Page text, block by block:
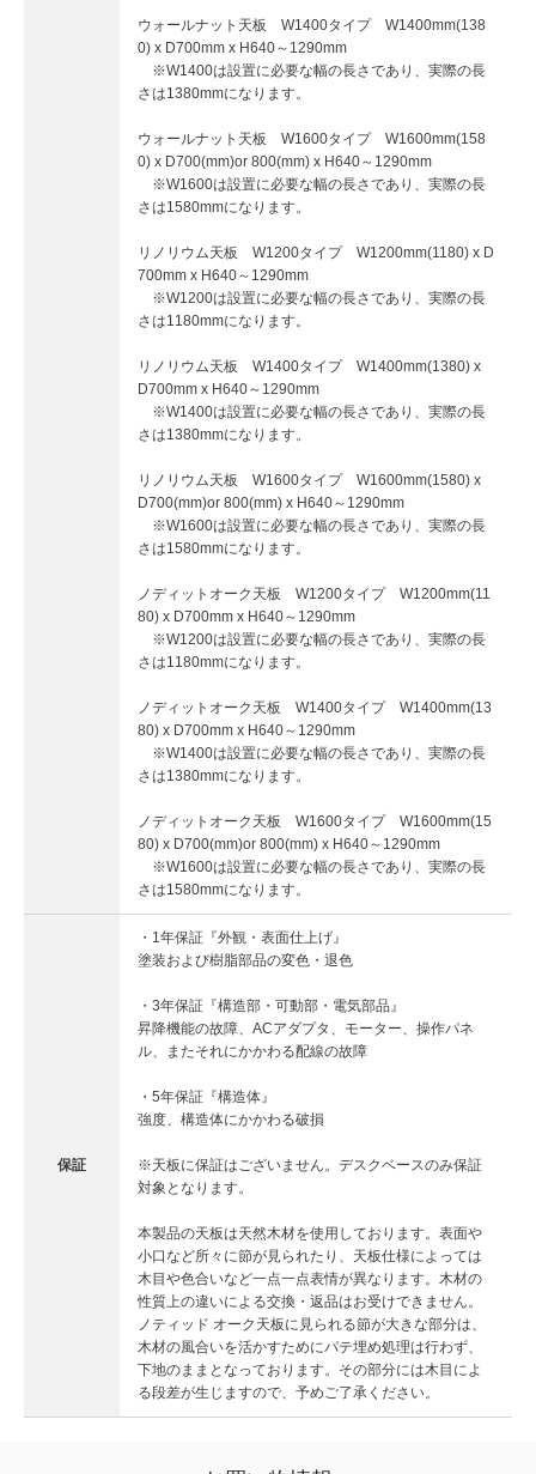
ウォールナット天板 W1400タイプ W1400mm(138
0) x D700mm x H640～1290mm
※W1400は設置に必要な幅の長さであり、実際の長
さは1380mmになります。
ウォールナット天板 W1600タイプ W1600mm(158
0) x D700(mm)or 800(mm) x H640～1290mm
※W1600は設置に必要な幅の長さであり、実際の長
さは1580mmになります。
リノリウム天板 W1200タイプ W1200mm(1180) x D
700mm x H640～1290mm
※W1200は設置に必要な幅の長さであり、実際の長
さは1180mmになります。
リノリウム天板 W1400タイプ W1400mm(1380) x
D700mm x H640～1290mm
※W1400は設置に必要な幅の長さであり、実際の長
さは1380mmになります。
リノリウム天板 W1600タイプ W1600mm(1580) x
D700(mm)or 800(mm) x H640～1290mm
※W1600は設置に必要な幅の長さであり、実際の長
さは1580mmになります。
ノディットオーク天板 W1200タイプ W1200mm(11
80) x D700mm x H640～1290mm
※W1200は設置に必要な幅の長さであり、実際の長
さは1180mmになります。
ノディットオーク天板 W1400タイプ W1400mm(13
80) x D700mm x H640～1290mm
※W1400は設置に必要な幅の長さであり、実際の長
さは1380mmになります。
ノディットオーク天板 W1600タイプ W1600mm(15
80) x D700(mm)or 800(mm) x H640～1290mm
※W1600は設置に必要な幅の長さであり、実際の長
さは1580mmになります。
保証
・1年保証『外観・表面仕上げ』
塗装および樹脂部品の変色・退色
・3年保証『構造部・可動部・電気部品』
昇降機能の故障、ACアダプタ、モーター、操作パネ
ル、またそれにかかわる配線の故障
・5年保証『構造体』
強度、構造体にかかわる破損
※天板に保証はございません。デスクベースのみ保証
対象となります。
本製品の天板は天然木材を使用しております。表面や
小口など所々に節が見られたり、天板仕様によっては
木目や色合いなど一点一点表情が異なります。木材の
性質上の違いによる交換・返品はお受けできません。
ノティッド オーク天板に見られる節が大きな部分は、
木材の風合いを活かすためにパテ埋め処理は行わず、
下地のままとなっております。その部分には木目によ
る段差が生じますので、予めご了承ください。